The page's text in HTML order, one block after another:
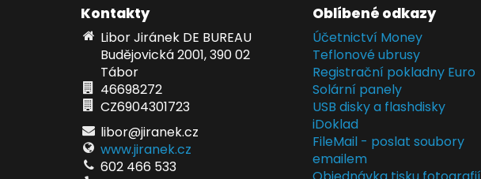
Kontakty
Libor Jiránek DE BUREAU
Budějovická 2001, 390 02
Tábor
46698272
CZ6904301723
libor@jiranek.cz
www.jiranek.cz
602 466 533
Oblíbené odkazy
Účetnictví Money
Teflonové ubrusy
Registrační pokladny Euro
Solární panely
USB disky a flashdisky
iDoklad
FileMail - poslat soubory
emailem